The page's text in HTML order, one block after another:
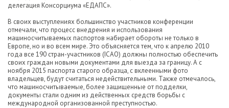
делегация Консорциума «ЕДАПС».
В своих выступлениях большинство участников конференции
отмечали, что процесс внедрения и использования
машиносчитываемых паспортов набирает обороты не только в
Европе, но и во всем мире. Это объясняется тем, что к апрелю 2010
года все 190 стран-участников (ICAO) должны полностью обеспечить
своих граждан новыми документами для выезда за границу. А с
ноября 2015 паспорта старого образца, с вклеенными фото
владельцев, будут считаться недействительными. Также отмечалось,
что машиносчитываемые, более защищенные от подделки,
документы стали одним из действенных средств борьбы с
международной организованной преступностью.